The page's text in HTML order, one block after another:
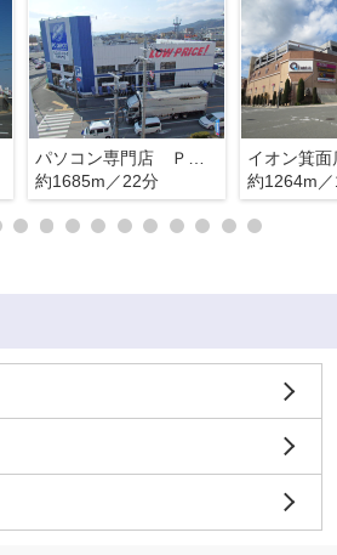
約1685m／22分
イオン箕面
約1264m